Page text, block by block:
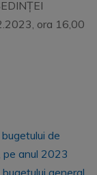
ora 16,00
de
pe anul 2023
general